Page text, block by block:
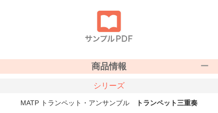
商品情報
シリーズ
MATP トランペット・アンサンブル トランペット三重奏